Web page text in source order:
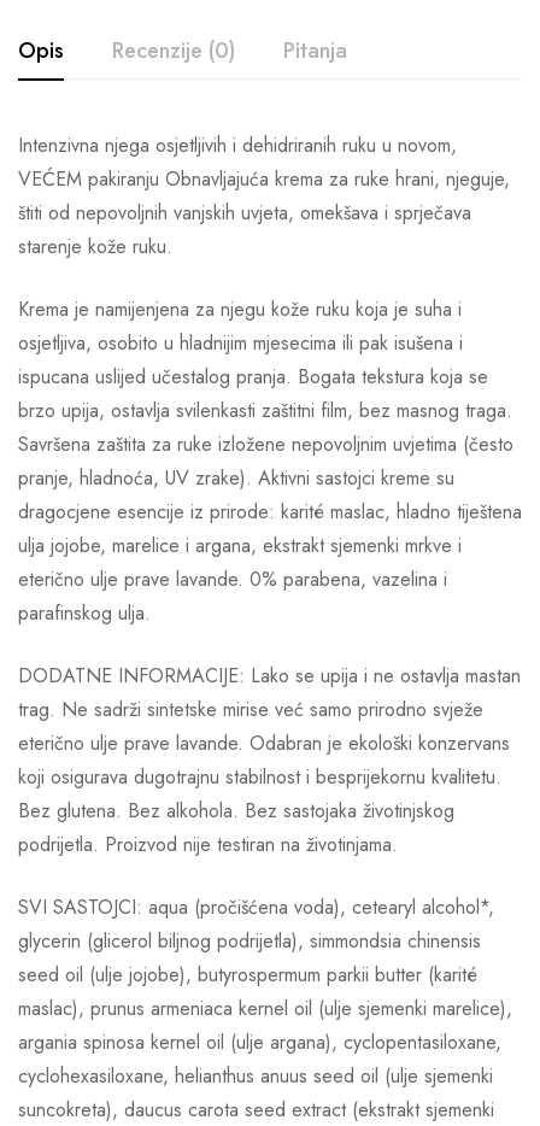
Opis Recenzije (0) Pitanja
Intenzivna njega osjetljivih i dehidriranih ruku u novom,
VEĆEM pakiranju Obnavljajuća krema za ruke hrani, njeguje,
štiti od nepovoljnih vanjskih uvjeta, omekšava i sprječava
starenje kože ruku.
Krema je namijenjena za njegu kože ruku koja je suha i
osjetljiva, osobito u hladnijim mjesecima ili pak isušena i
ispucana uslijed učestalog pranja. Bogata tekstura koja se
brzo upija, ostavlja svilenkasti zaštitni film, bez masnog traga.
Savršena zaštita za ruke izložene nepovoljnim uvjetima (često
pranje, hladnoća, UV zrake). Aktivni sastojci kreme su
dragocjene esencije iz prirode: karité maslac, hladno tiještena
ulja jojobe, marelice i argana, ekstrakt sjemenki mrkve i
eterično ulje prave lavande. 0% parabena, vazelina i
parafinskog ulja.
DODATNE INFORMACIJE: Lako se upija i ne ostavlja mastan
trag. Ne sadrži sintetske mirise već samo prirodno svježe
eterično ulje prave lavande. Odabran je ekološki konzervans
koji osigurava dugotrajnu stabilnost i besprijekornu kvalitetu.
Bez glutena. Bez alkohola. Bez sastojaka životinjskog
podrijetla. Proizvod nije testiran na životinjama.
SVI SASTOJCI: aqua (pročišćena voda), cetearyl alcohol*,
glycerin (glicerol biljnog podrijetla), simmondsia chinensis
seed oil (ulje jojobe), butyrospermum parkii butter (karité
maslac), prunus armeniaca kernel oil (ulje sjemenki marelice),
argania spinosa kernel oil (ulje argana), cyclopentasiloxane,
cyclohexasiloxane, helianthus anuus seed oil (ulje sjemenki
suncokreta), daucus carota seed extract (ekstrakt sjemenki